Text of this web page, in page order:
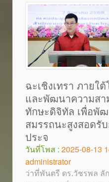
ฉะเชิงเทรา ภายใ
และพัฒนาความส
ทักษะดิจิทัล เพื่อพั
สมรรถนะสูงสอดรั
ประจ
วันที่โพส : 2025-08-13
administrator
ว่าที่พันตรี ดร.วัชรพล